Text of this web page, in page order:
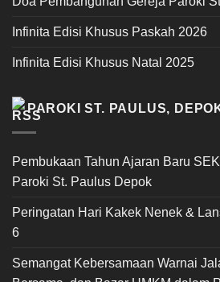
Infinita Edisi Khusus Paskah 2026
Infinita Edisi Khusus Natal 2025
PAROKI ST. PAULUS,
Pembukaan Tahun Ajaran Baru
Paroki St. Paulus Depok
Peringatan Hari Kakek Nenek &
6
Semangat Kebersamaan Warnai